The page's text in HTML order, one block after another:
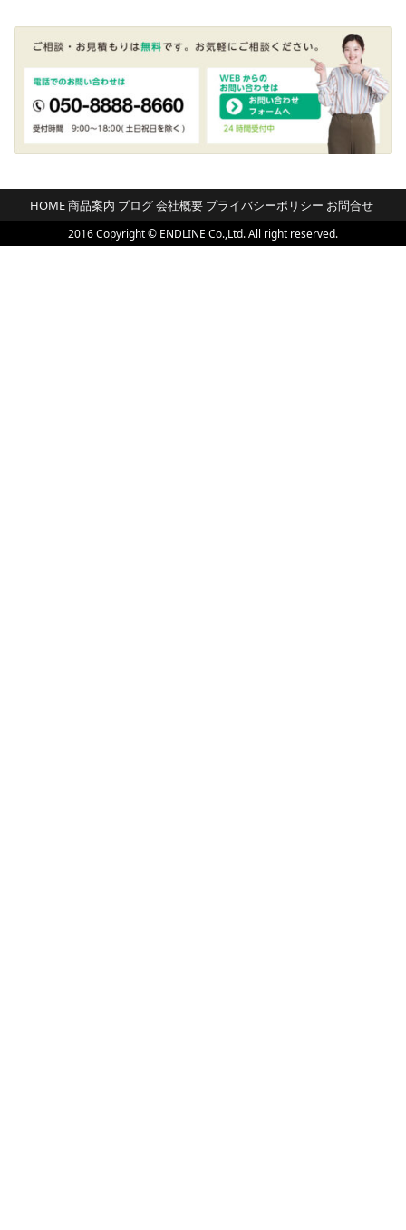
HOME商品案内 ブログ会社概要 プライバシーポリシー お問合せ
2016 Copyright © ENDLINE Co.,Ltd. All right reserved.